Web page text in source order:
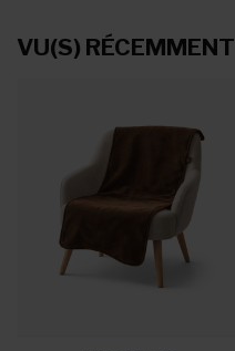
VU(S) RÉCEMMENT